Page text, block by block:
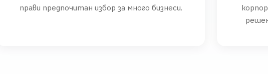
прави предпочитан избор за много бизнеси.